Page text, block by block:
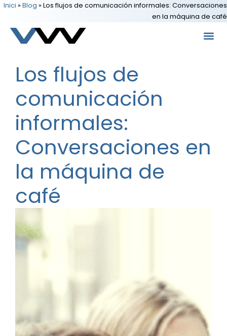
Inici » Blog » Los flujos de comunicación informales: Conversaciones
en la máquina de café
Los flujos de
comunicación
informales:
Conversaciones en
la máquina de
café